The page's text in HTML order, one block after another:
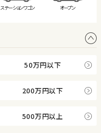
ステーションワゴン オープン
50万円以下
200万円以下
500万円以上